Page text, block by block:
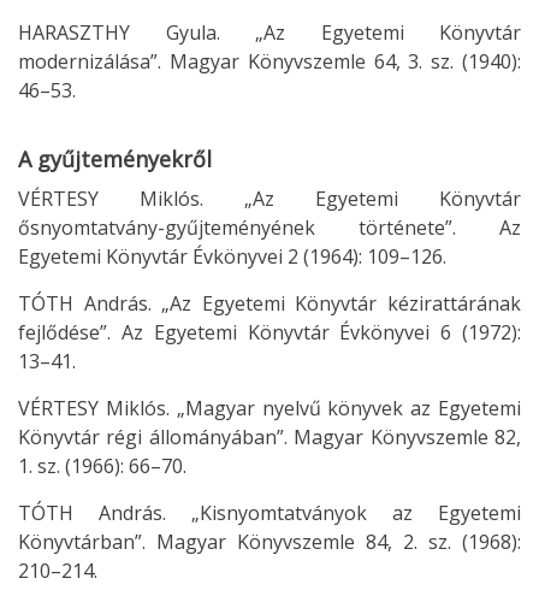
HARASZTHY Gyula. „Az Egyetemi Könyvtár
modernizálása”. Magyar Könyvszemle 64, 3. sz. (1940):
46–53.
A gyűjteményekről
VÉRTESY Miklós. „Az Egyetemi Könyvtár
ősnyomtatvány-gyűjteményének története”. Az
Egyetemi Könyvtár Évkönyvei 2 (1964): 109–126.
TÓTH András. „Az Egyetemi Könyvtár kézirattárának
fejlődése”. Az Egyetemi Könyvtár Évkönyvei 6 (1972):
13–41.
VÉRTESY Miklós. „Magyar nyelvű könyvek az Egyetemi
Könyvtár régi állományában”. Magyar Könyvszemle 82,
1. sz. (1966): 66–70.
TÓTH András. „Kisnyomtatványok az Egyetemi
Könyvtárban”. Magyar Könyvszemle 84, 2. sz. (1968):
210–214.